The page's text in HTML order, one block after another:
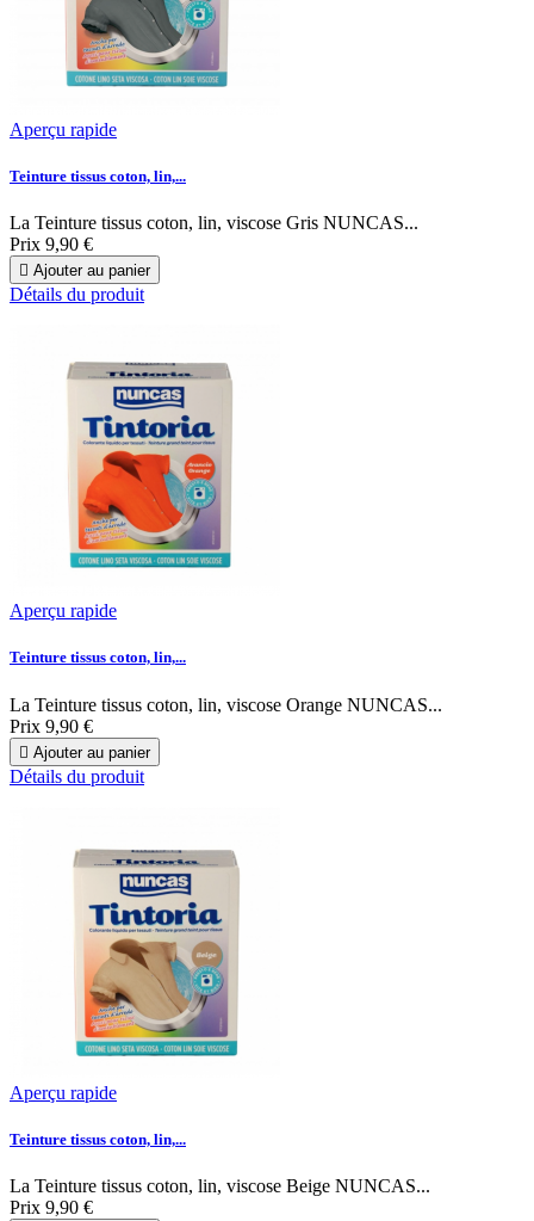
Aperçu rapide
Teinture tissus coton, lin,...
La Teinture tissus coton, lin, viscose Gris NUNCAS...
Prix 9,90 €
 Ajouter au panier
Détails du produit
Aperçu rapide
Teinture tissus coton, lin,...
La Teinture tissus coton, lin, viscose Orange NUNCAS...
Prix 9,90 €
 Ajouter au panier
Détails du produit
Aperçu rapide
Teinture tissus coton, lin,...
La Teinture tissus coton, lin, viscose Beige NUNCAS...
Prix 9,90 €